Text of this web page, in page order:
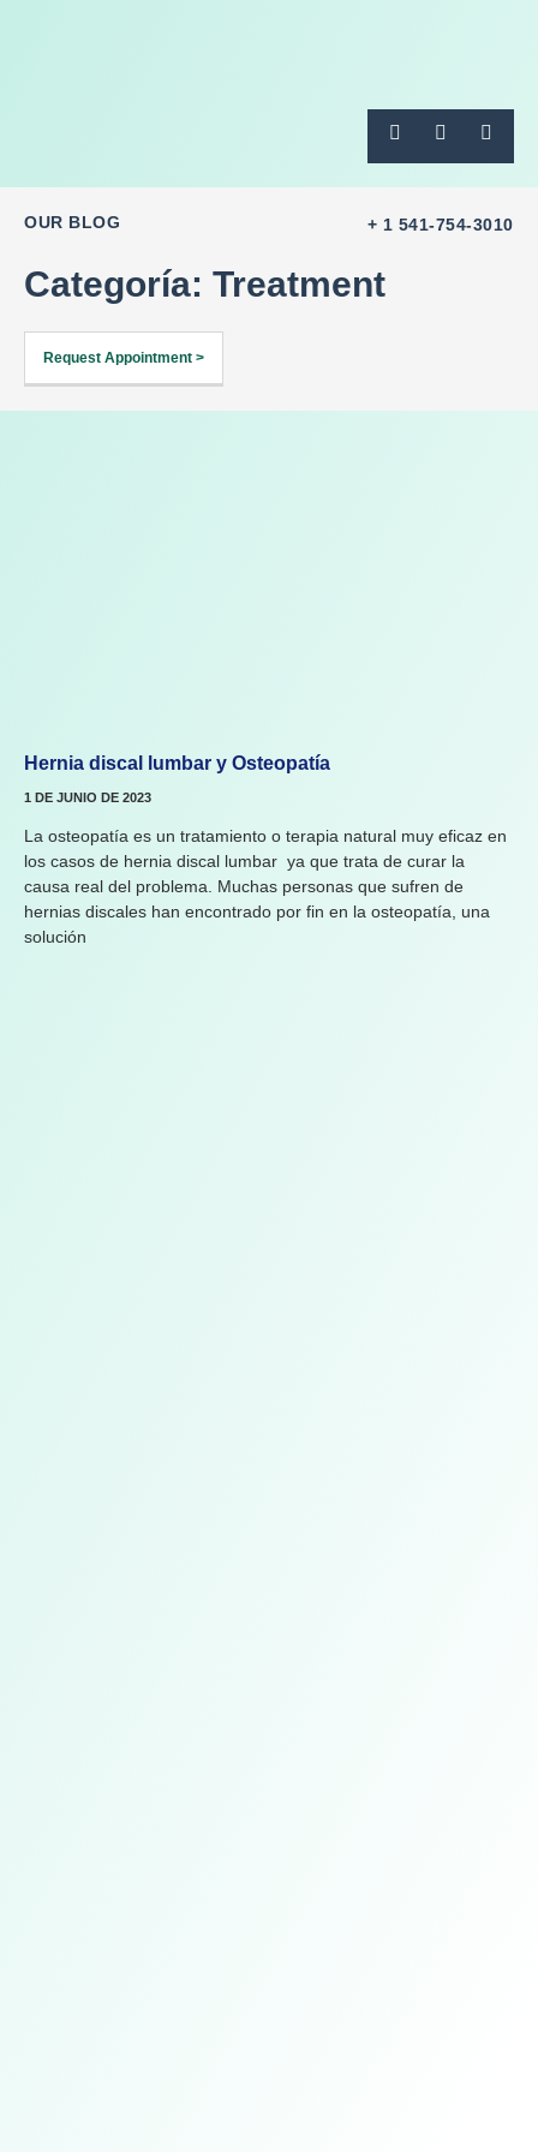
OUR BLOG + 1 541-754-3010
Categoría: Treatment
Request Appointment >
Hernia discal lumbar y Osteopatía
1 DE JUNIO DE 2023
La osteopatía es un tratamiento o terapia natural muy eficaz en
los casos de hernia discal lumbar ya que trata de curar la
causa real del problema. Muchas personas que sufren de
hernias discales han encontrado por fin en la osteopatía, una
solución